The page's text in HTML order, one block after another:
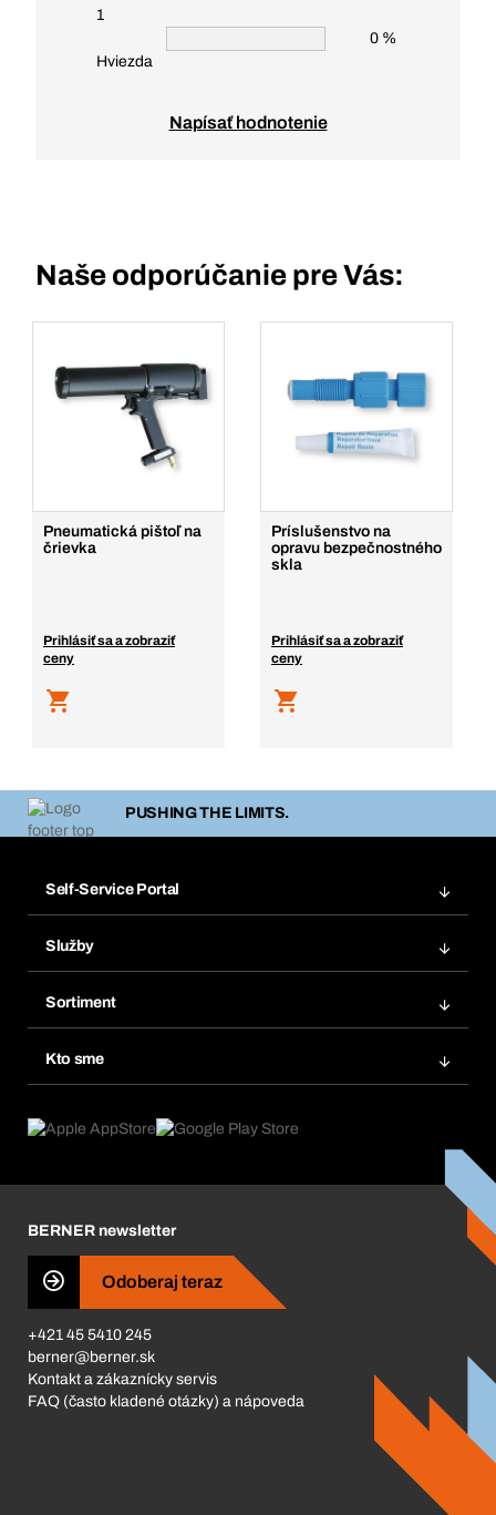
1
Hviezda
0 %
Napísať hodnotenie
Naše odporúčanie pre Vás:
Pneumatická pištoľ na
črievka
Prihlásiť sa a zobraziť
ceny
Príslušenstvo na
opravu bezpečnostného
skla
Prihlásiť sa a zobraziť
ceny
PUSHING THE LIMITS.
Self-Service Portal
Obľúbené
Opakované objednávky
Predplatné
Služby
Chemická databáza
eProcurement
Produktový poradca
Sortiment
Kto sme
Čo nás poháňa
Business Conduct
BERNER newsletter
Odoberaj teraz
+421 45 5410 245
berner@berner.sk
Kontakt a zákaznícky servis
FAQ (často kladené otázky) a nápoveda